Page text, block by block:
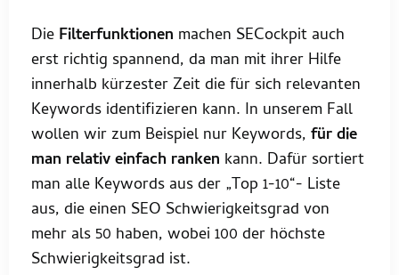
Die Filterfunktionen machen SECockpit auch
erst richtig spannend, da man mit ihrer Hilfe
innerhalb kürzester Zeit die für sich relevanten
Keywords identifizieren kann. In unserem Fall
wollen wir zum Beispiel nur Keywords, für die
man relativ einfach ranken kann. Dafür sortiert
man alle Keywords aus der „Top 1-10“- Liste
aus, die einen SEO Schwierigkeitsgrad von
mehr als 50 haben, wobei 100 der höchste
Schwierigkeitsgrad ist.